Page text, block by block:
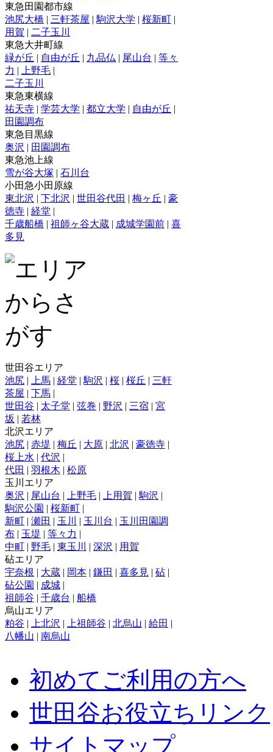
東急田園都市線
池尻大橋 | 三軒茶屋 | 駒沢大学 | 桜新町 |
用賀 | 二子玉川
東急大井町線
緑が丘 | 自由が丘 | 九品仏 | 尾山台 | 等々
力 | 上野毛 |
二子玉川
東急東横線
祐天寺 | 学芸大学 | 都立大学 | 自由が丘 |
田園調布
東急目黒線
奥沢 | 田園調布
東急池上線
雪が谷大塚 | 石川台
小田急小田原線
東北沢 | 下北沢 | 世田谷代田 | 梅ヶ丘 | 豪
徳寺 | 経堂 |
千歳船橋 | 祖師ヶ谷大蔵 | 成城学園前 | 喜
多見
世田谷エリア
池尻 | 上馬 | 経堂 | 駒沢 | 桜 | 桜丘 | 三軒
茶屋 | 下馬 |
世田谷 | 太子堂 | 弦巻 | 野沢 | 三宿 | 宮
坂 | 若林
北沢エリア
池尻 | 赤堤 | 梅丘 | 大原 | 北沢 | 豪徳寺 |
桜上水 | 代沢 |
代田 | 羽根木 | 松原
玉川エリア
奥沢 | 尾山台 | 上野毛 | 上用賀 | 駒沢 |
駒沢公園 | 桜新町 |
新町 | 瀬田 | 玉川 | 玉川台 | 玉川田園調
布 | 玉堤 | 等々力 |
中町 | 野毛 | 東玉川 | 深沢 | 用賀
砧エリア
宇奈根 | 大蔵 | 岡本 | 鎌田 | 喜多見 | 砧 |
砧公園 | 成城 |
祖師谷 | 千歳台 | 船橋
烏山エリア
粕谷 | 上北沢 | 上祖師谷 | 北烏山 | 給田 |
八幡山 | 南烏山
初めてご利用の方へ
世田谷お役立ちリンク
サイトマップ